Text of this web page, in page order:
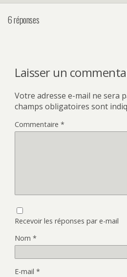
6 réponses
Laisser un
Votre adresse e-mail ne sera
champs obligatoires sont
Commentaire *
Recevoir les réponses par e-mail
Nom *
E-mail *